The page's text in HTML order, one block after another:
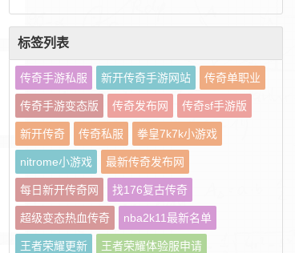
标签列表
传奇手游私服 新开传奇手游网站 传奇单职业
传奇手游变态版 传奇发布网 传奇sf手游版
新开传奇 传奇私服 拳皇7k7k小游戏
nitrome小游戏 最新传奇发布网
每日新开传奇网 找176复古传奇
超级变态热血传奇 nba2k11最新名单
王者荣耀更新 王者荣耀体验服申请